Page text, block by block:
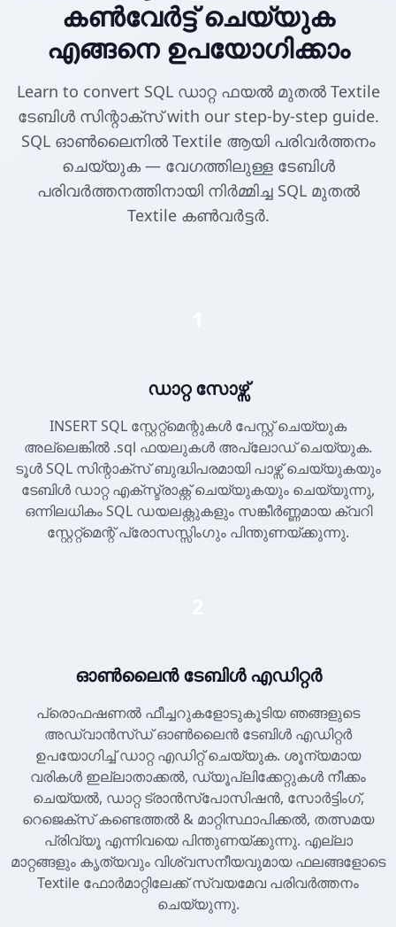
കൺവേർട്ട് ചെയ്യുക
എങ്ങനെ ഉപയോഗിക്കാം
Learn to convert SQL ഡാറ്റ ഫയൽ മുതൽ Textile
ടേബിൾ സിന്റാക്സ് with our step-by-step guide.
SQL ഓൺലൈനിൽ Textile ആയി പരിവർത്തനം
ചെയ്യുക — വേഗത്തിലുള്ള ടേബിൾ
പരിവർത്തനത്തിനായി നിർമ്മിച്ച SQL മുതൽ
Textile കൺവർട്ടർ.
ഡാറ്റ സോഴ്സ്
INSERT SQL സ്റ്റേറ്റ്മെന്റുകൾ പേസ്റ്റ് ചെയ്യുക
അല്ലെങ്കിൽ .sql ഫയലുകൾ അപ്‌ലോഡ് ചെയ്യുക.
ടൂൾ SQL സിന്റാക്സ് ബുദ്ധിപരമായി പാഴ്സ് ചെയ്യുകയും
ടേബിൾ ഡാറ്റ എക്സ്ട്രാക്റ്റ് ചെയ്യുകയും ചെയ്യുന്നു,
ഒന്നിലധികം SQL ഡയലക്റ്റുകളും സങ്കീർണ്ണമായ ക്വറി
സ്റ്റേറ്റ്മെന്റ് പ്രോസസ്സിംഗും പിന്തുണയ്ക്കുന്നു.
ഓൺലൈൻ ടേബിൾ എഡിറ്റർ
പ്രൊഫഷണൽ ഫീച്ചറുകളോടുകൂടിയ ഞങ്ങളുടെ
അഡ്വാൻസ്ഡ് ഓൺലൈൻ ടേബിൾ എഡിറ്റർ
ഉപയോഗിച്ച് ഡാറ്റ എഡിറ്റ് ചെയ്യുക. ശൂന്യമായ
വരികൾ ഇല്ലാതാക്കൽ, ഡ്യൂപ്ലിക്കേറ്റുകൾ നീക്കം
ചെയ്യൽ, ഡാറ്റ ട്രാൻസ്പോസിഷൻ, സോർട്ടിംഗ്,
റെജെക്സ് കണ്ടെത്തൽ & മാറ്റിസ്ഥാപിക്കൽ, തത്സമയ
പ്രിവ്യൂ എന്നിവയെ പിന്തുണയ്ക്കുന്നു. എല്ലാ
മാറ്റങ്ങളും കൃത്യവും വിശ്വസനീയവുമായ ഫലങ്ങളോടെ
Textile ഫോർമാറ്റിലേക്ക് സ്വയമേവ പരിവർത്തനം
ചെയ്യുന്നു.